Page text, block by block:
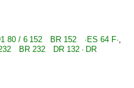
80 / 6 152 BR 152 ·ES 64 F·,
BR 232 DR 132 · DR